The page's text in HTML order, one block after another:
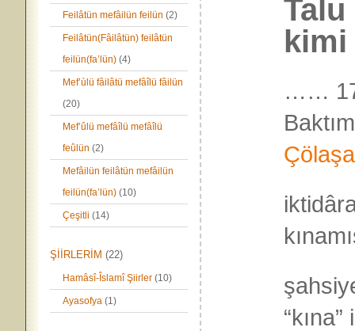
Feilâtün mefâilün feilün (2)
Feilâtün(Fâilâtün) feilâtün
feilün(fa’lün) (4)
Mef’ùlü fâilâtü mefâîlü fâilün
(20)
Mef’ûlü mefâîlü mefâîlü
feûlün (2)
Mefâilün feilâtün mefâilün
feilün(fa’lün) (10)
Çeşitli (14)
ŞİİRLERİM (22)
Hamâsî-Îslamî Şiirler (10)
Ayasofya (1)
Talu
kimi
……